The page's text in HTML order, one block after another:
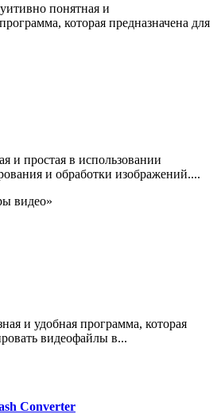
понятная и
которая предназначена для
и простая в использовании
и обработки изображений....
видео»
и удобная программа, которая
видеофайлы в...
Converter